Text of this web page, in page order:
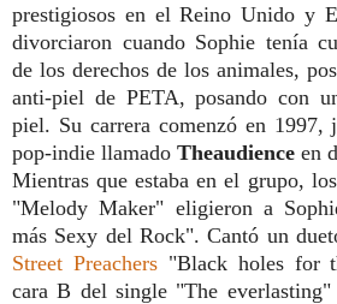
prestigiosos en el Reino Unido y
divorciaron cuando Sophie tenía
de los derechos de los animales,
anti-piel de PETA, posando con
piel. Su carrera comenzó en 1997,
pop-indie llamado Theaudience en
Mientras que estaba en el grupo,
"Melody Maker" eligieron a
más Sexy del Rock". Cantó un
Street Preachers"Black holes for
cara B del single "The